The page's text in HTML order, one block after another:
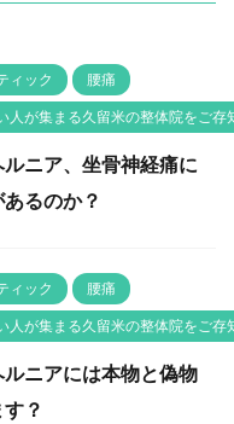
ィック 腰痛
人が集まる久留米の整体院をご存
ニア、坐骨神経痛に
るのか？
ィック 腰痛
人が集まる久留米の整体院をご存
ニアには本物と偽物
？